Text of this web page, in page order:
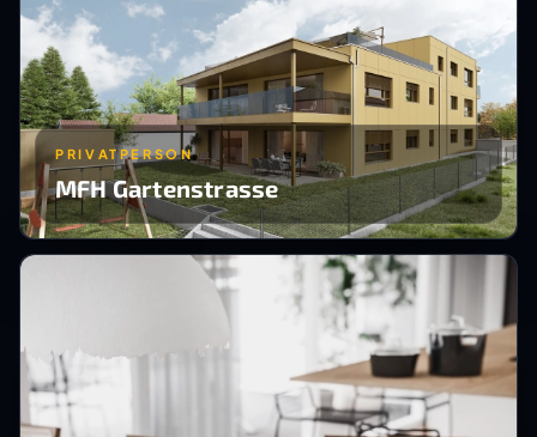
PRIVATPERSON
MFH Gartenstrasse